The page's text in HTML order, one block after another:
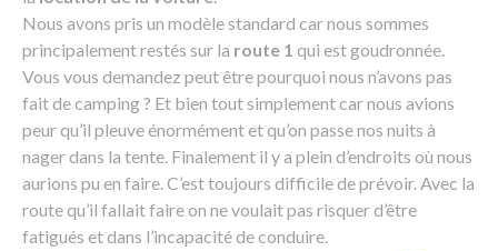
Nous avons pris un modèle standard car nous sommes
principalement restés sur la route 1 qui est goudronnée.
Vous vous demandez peut être pourquoi nous n’avons pas
fait de camping ? Et bien tout simplement car nous avions
peur qu’il pleuve énormément et qu’on passe nos nuits à
nager dans la tente. Finalement il y a plein d’endroits où nous
aurions pu en faire. C’est toujours difficile de prévoir. Avec la
route qu’il fallait faire on ne voulait pas risquer d’être
fatigués et dans l’incapacité de conduire.